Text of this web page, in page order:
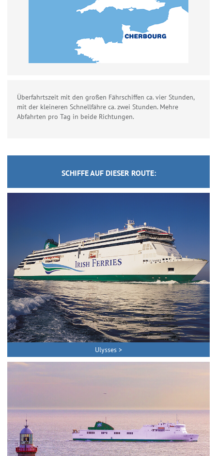
Überfahrtszeit mit den großen Fährschiffen ca. vier Stunden,
mit der kleineren Schnellfähre ca. zwei Stunden. Mehre
Abfahrten pro Tag in beide Richtungen.
SCHIFFE AUF DIESER ROUTE:
Ulysses >